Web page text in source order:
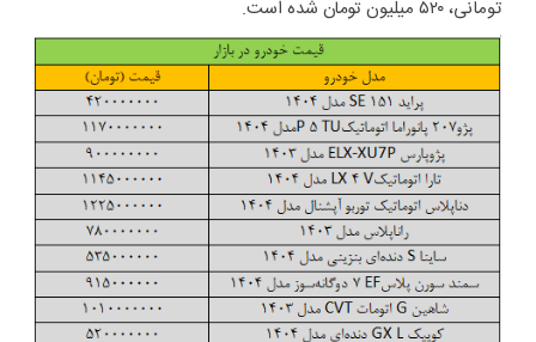
تومانی، ۵۲۰ میلیون تومان شده است.